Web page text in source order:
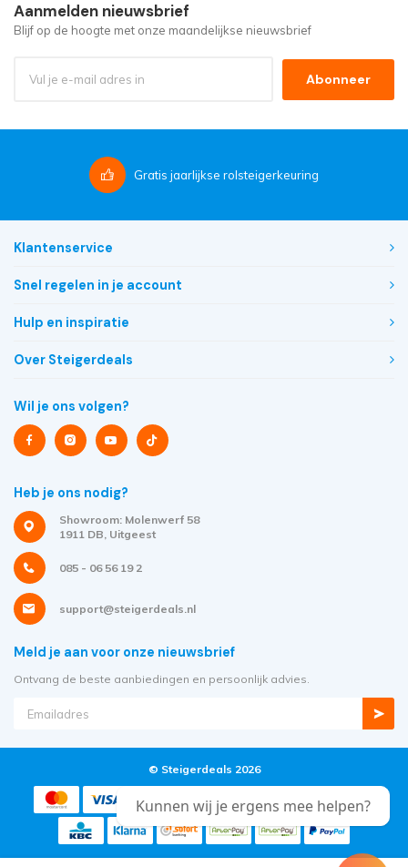
Aanmelden nieuwsbrief
Blijf op de hoogte met onze maandelijkse nieuwsbrief
Abonneer
Gratis jaarlijkse rolsteigerkeuring
Klantenservice
Snel regelen in je account
Hulp en inspiratie
Over Steigerdeals
Wil je ons volgen?
Heb je ons nodig?
Showroom: Molenwerf 58
1911 DB, Uitgeest
085 - 06 56 19 2
support@steigerdeals.nl
Meld je aan voor onze nieuwsbrief
Ontvang de beste aanbiedingen en persoonlijk advies.
© Steigerdeals 2026
Kunnen wij je ergens mee helpen?